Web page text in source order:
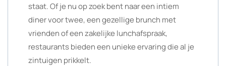
staat. Of je nu op zoek bent naar een intiem
diner voor twee, een gezellige brunch met
vrienden of een zakelijke lunchafspraak,
restaurants bieden een unieke ervaring die al je
zintuigen prikkelt.